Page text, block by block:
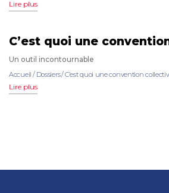
Lire plus
C’est quoi une
Un outil incontournable
Accueil / Dossiers/C’est quoi une convention
Lire plus